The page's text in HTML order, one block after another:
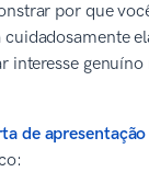
por que
interesse genuíno
de